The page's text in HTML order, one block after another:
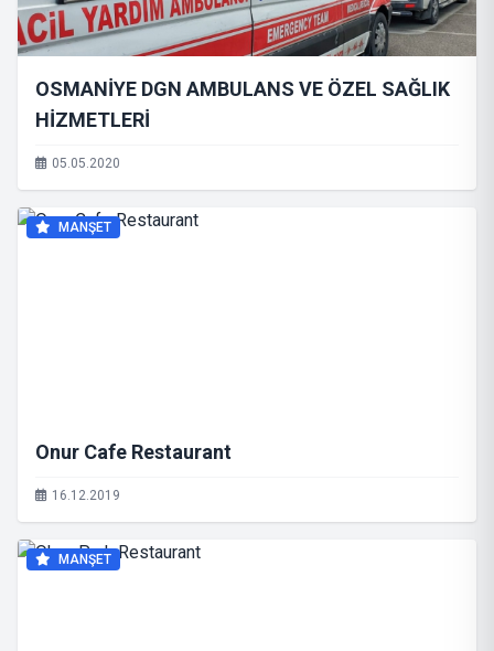
OSMANİYE DGN AMBULANS VE ÖZEL SAĞLIK
HİZMETLERİ
05.05.2020
MANŞET
Onur Cafe Restaurant
16.12.2019
MANŞET